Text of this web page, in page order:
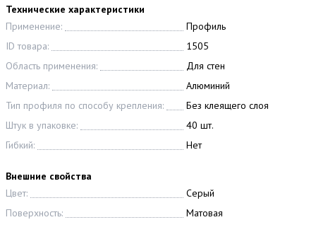
Технические характеристики
Применение:
Профиль
ID товара:
1505
Область применения:
Для стен
Материал:
Алюминий
Тип профиля по способу крепления:
Без клеящего слоя
Штук в упаковке:
40 шт.
Гибкий:
Нет
Внешние свойства
Цвет:
Серый
Поверхность:
Матовая